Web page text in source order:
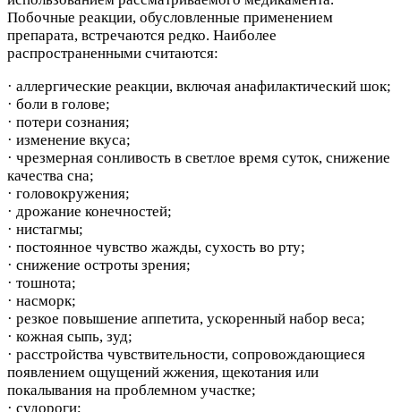
Побочные реакции, обусловленные применением
препарата, встречаются редко. Наиболее
распространенными считаются:
· аллергические реакции, включая анафилактический шок;
· боли в голове;
· потери сознания;
· изменение вкуса;
· чрезмерная сонливость в светлое время суток, снижение
качества сна;
· головокружения;
· дрожание конечностей;
· нистагмы;
· постоянное чувство жажды, сухость во рту;
· снижение остроты зрения;
· тошнота;
· насморк;
· резкое повышение аппетита, ускоренный набор веса;
· кожная сыпь, зуд;
· расстройства чувствительности, сопровождающиеся
появлением ощущений жжения, щекотания или
покалывания на проблемном участке;
· судороги;